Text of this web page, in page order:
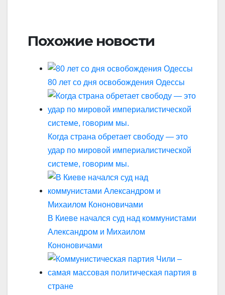
Похожие новости
80 лет со дня освобождения Одессы
Когда страна обретает свободу — это
удар по мировой империалистической
системе, говорим мы.
В Киеве начался суд над коммунистами
Александром и Михаилом
Кононовичами